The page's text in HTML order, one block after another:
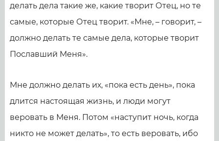
делать дела такие же, какие творит Отец, но те
самые, которые Отец творит. «Мне, – говорит, –
должно делать те самые дела, которые творит
Пославший Меня».
Мне должно делать их, «пока есть день», пока
длится настоящая жизнь, и люди могут
веровать в Меня. Потом «наступит ночь, когда
никто не может делать», то есть веровать, ибо